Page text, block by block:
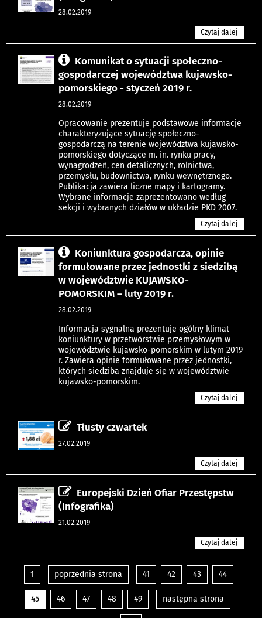
28.02.2019
Czytaj dalej
Komunikat o sytuacji społeczno-
gospodarczej województwa kujawsko-
pomorskiego - styczeń 2019 r.
28.02.2019
Opracowanie prezentuje podstawowe informacje
charakteryzujące sytuację społeczno-
gospodarczą na terenie województwa kujawsko-
pomorskiego dotyczące m. in. rynku pracy,
wynagrodzeń, cen detalicznych, rolnictwa,
przemysłu, budownictwa, rynku wewnętrznego.
Publikacja zawiera liczne mapy i kartogramy.
Wybrane informacje zaprezentowano według
sekcji i wybranych działów w układzie PKD 2007.
Czytaj dalej
Koniunktura gospodarcza, opinie
formułowane przez jednostki z siedzibą
w województwie KUJAWSKO-
POMORSKIM – luty 2019 r.
28.02.2019
Informacja sygnalna prezentuje ogólny klimat
koniunktury w przetwórstwie przemysłowym w
województwie kujawsko-pomorskim w lutym 2019
r. Zawiera opinie formułowane przez jednostki,
których siedziba znajduje się w województwie
kujawsko-pomorskim.
Czytaj dalej
Tłusty czwartek
27.02.2019
Czytaj dalej
Europejski Dzień Ofiar Przestępstw
(Infografika)
21.02.2019
Czytaj dalej
1 poprzednia strona 41 42 43 44
45 46 47 48 49 następna strona